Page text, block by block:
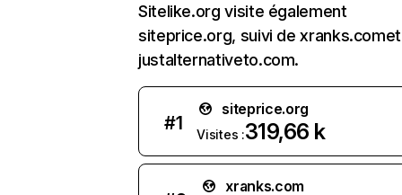
Sitelike.org visite également
siteprice.org, suivi de xranks.comet
justalternativeto.com.
#1
siteprice.org
Visites :319,66 k
xranks.com